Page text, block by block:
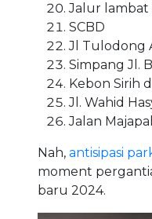
Jalur lambat
SCBD
Jl Tulodong
Simpang Jl.
Kebon Sirih
Jl. Wahid
Jalan
Nah, antisipasi
moment
baru 2024.